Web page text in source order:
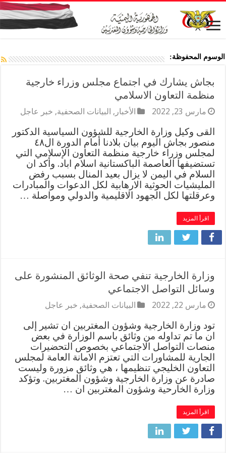
الوسوم المحفوظة:
بجاش يشارك في اجتماع مجلس وزراء خارجية
منظمة التعاون الاسلامي
مارس 23, 2022 الأخبار , البيانات الصحفية, خبر عاجل
القى وكيل وزارة الخارجية للشؤون السياسية الدكتور
منصور بجاش اليوم بيان بلادنا أمام الدورة ال٤٨
لمجلس وزراء خارجية منظمة التعاون الإسلامي التي
تستضيفها العاصمة الباكستانية اسلام اباد. وأكد ان
السلام في اليمن لا يزال بعيد المنال بسبب رفض
المليشيات الحوثية الارهابية لكل الدعوات والمبادرات
وعرقلتها لكل الجهود الاقليمية والدولي ومواصلة …
اقرأ المزيد
وزارة الخارجية تنفي صحة الوثائق المنشورة على
وسائل التواصل الاجتماعي
مارس 22, 2022 البيانات الصحفية, خبر عاجل
تود وزارة الخارجية وشؤون المغتربين ان تشير إلى
ان ما تم تداوله من وثائق باسم الوزارة في بعض
منصات التواصل الاجتماعي بخصوص التحضيرات
الجارية للمشاورات التي تعتزم الامانة العامة لمجلس
التعاون الخليجي تنظيمها ، هي وثائق مزورة وليست
صادرة عن وزارة الخارجية وشؤون المغتربين. وتؤكد
وزارة الخارحية وشؤون المغتربين ان …
اقرأ المزيد